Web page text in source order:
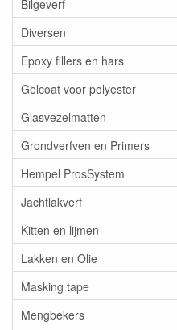
Bilgeverf
Diversen
Epoxy fillers en hars
Gelcoat voor polyester
Glasvezelmatten
Grondverfven en Primers
Hempel ProsSystem
Jachtlakverf
Kitten en lijmen
Lakken en Olie
Masking tape
Mengbekers